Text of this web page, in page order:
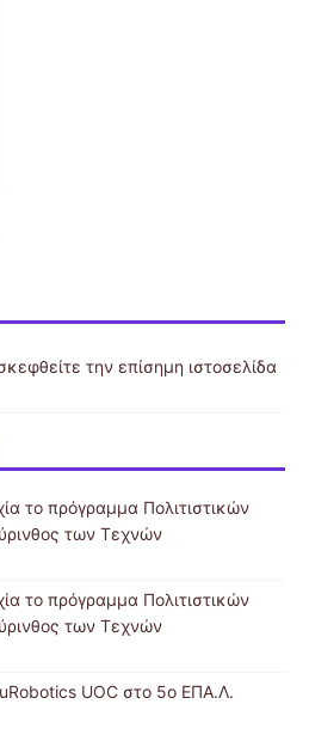
την επίσημη ιστοσελίδα
το πρόγραμμα Πολιτιστικών
των Τεχνών
το πρόγραμμα Πολιτιστικών
των Τεχνών
UOC στο 5ο ΕΠΑ.Λ.